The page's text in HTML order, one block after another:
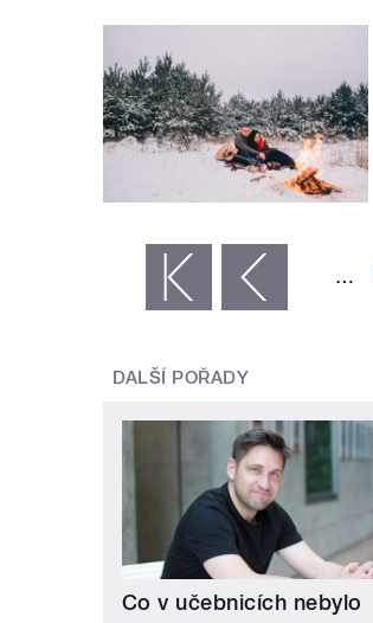
‹ předchozí …
DALŠÍ POŘADY
Co v učebnicích nebylo